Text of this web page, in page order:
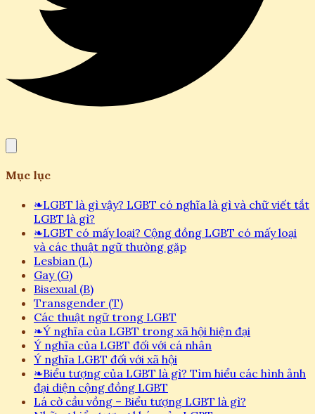
Mục lục
❧LGBT là gì vậy? LGBT có nghĩa là gì và chữ viết tắt
LGBT là gì?
❧LGBT có mấy loại? Cộng đồng LGBT có mấy loại
và các thuật ngữ thường gặp
Lesbian (L)
Gay (G)
Bisexual (B)
Transgender (T)
Các thuật ngữ trong LGBT
❧Ý nghĩa của LGBT trong xã hội hiện đại
Ý nghĩa của LGBT đối với cá nhân
Ý nghĩa LGBT đối với xã hội
❧Biểu tượng của LGBT là gì? Tìm hiểu các hình ảnh
đại diện cộng đồng LGBT
Lá cờ cầu vồng – Biểu tượng LGBT là gì?